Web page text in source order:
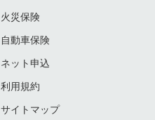
火災保険
自動車保険
ネット申込
利用規約
サイトマップ